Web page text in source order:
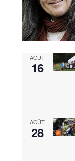
AOÛT
16
AOÛT
28